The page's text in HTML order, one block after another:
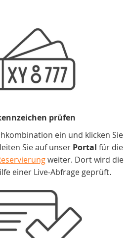
prüfen
ein und klicken Sie
Sie auf unser Portal für die
weiter. Dort wird die
einer Live-Abfrage geprüft.